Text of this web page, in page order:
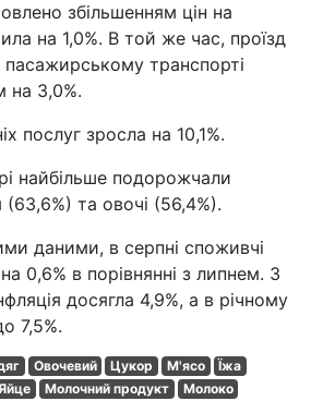
збільшенням цін на
на 1,0%. В той же час, проїзд
пасажирському транспорті
на 3,0%.
послуг зросла на 10,1%.
найбільше подорожчали
(63,6%) та овочі (56,4%).
даними, в серпні споживчі
0,6% в порівнянні з липнем. З
досягла 4,9%, а в річному
7,5%.
Овочевий Цукор М'ясо
Їжа
Молочний продукт
Молоко